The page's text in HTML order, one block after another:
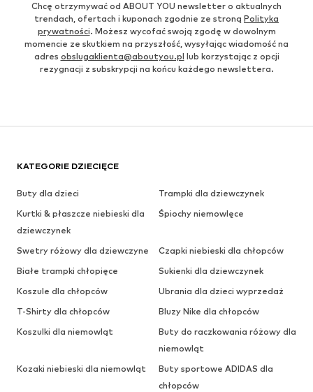
Chcę otrzymywać od ABOUT YOU newsletter o aktualnych
trendach, ofertach i kuponach zgodnie ze stroną Polityka
prywatności. Możesz wycofać swoją zgodę w dowolnym
momencie ze skutkiem na przyszłość, wysyłając wiadomość na
adres obslugaklienta@aboutyou.pl lub korzystając z opcji
rezygnacji z subskrypcji na końcu każdego newslettera.
KATEGORIE DZIECIĘCE
Buty dla dzieci
Trampki dla dziewczynek
Kurtki & płaszcze niebieski dla
dziewczynek
Śpiochy niemowlęce
Swetry różowy dla dziewczyne
Czapki niebieski dla chłopców
Białe trampki chłopięce
Sukienki dla dziewczynek
Koszule dla chłopców
Ubrania dla dzieci wyprzedaż
T-Shirty dla chłopców
Bluzy Nike dla chłopców
Koszulki dla niemowląt
Buty do raczkowania różowy dla
niemowląt
Kozaki niebieski dla niemowląt
Buty sportowe ADIDAS dla
chłopców